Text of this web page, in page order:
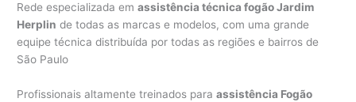
Rede especializada emassistência técnica fogão Jardim
Herplin de todas as marcas e modelos, com uma grande
equipe técnica distribuída por todas as regiões e bairros de
São Paulo
Profissionais altamente treinados paraassistência Fogão